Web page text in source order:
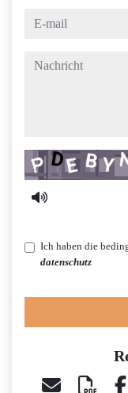
e-mail
nachricht
Captcha
Ich haben die
datenschutz